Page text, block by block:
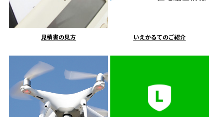
見積書の見方 いえかるてのご紹介